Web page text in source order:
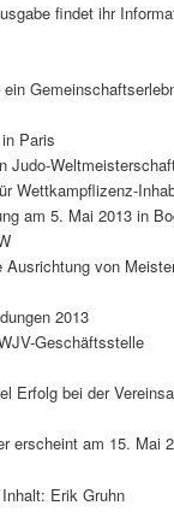
findet ihr
Paris
Judo-
Wettkampflizenz-
am 5. Mai 2013 in
Ausrichtung von
2013
Geschäftsstelle
Erfolg bei der
erscheint am 15. Mai
Erik Gruhn